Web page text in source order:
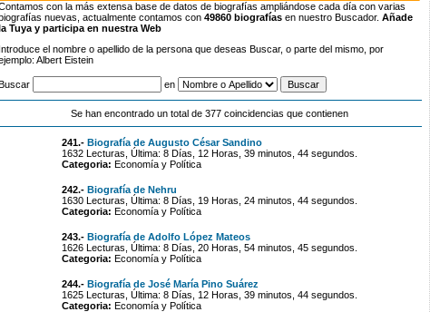
con la más extensa base de datos de biografías ampliándose cada día con varias
nuevas, actualmente contamos con 49860 biografías en nuestro Buscador. Añade
Tuya y participa en nuestra Web
Introduce el nombre o apellido de la persona que deseas Buscar, o parte del mismo, por
Albert Eistein
en
Se han encontrado un total de 377 coincidencias que contienen
241.- Biografía de Augusto César Sandino
1632 Lecturas, Última: 8 Días, 12 Horas, 39 minutos, 44 segundos.
Categoria: Economía y Política
242.- Biografía de Nehru
1630 Lecturas, Última: 8 Días, 19 Horas, 24 minutos, 44 segundos.
Categoria: Economía y Política
243.- Biografía de Adolfo López Mateos
1626 Lecturas, Última: 8 Días, 20 Horas, 54 minutos, 45 segundos.
Categoria: Economía y Política
244.- Biografía de José María Pino Suárez
1625 Lecturas, Última: 8 Días, 12 Horas, 39 minutos, 44 segundos.
Categoria: Economía y Política